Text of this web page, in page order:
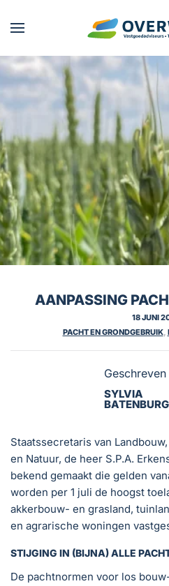
Skip to main content
AANPASSING
18 JUNI
PACHT EN GRONDGEBRUIK,
SYLVIA
BATENBURG
Staatssecretaris van
en Natuur, de heer S.P.A.
bekend gemaakt die gelden
worden per 1 juli de hoogst
akkerbouw- en grasland,
en agrarische woningen
STIJGING IN (BIJNA) ALLE
De pachtnormen voor los